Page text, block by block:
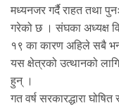
मध्यनजर गर्दै राहत तथा
गरेको छ । संघका अध्यक्ष
१९ का कारण अहिले सबै
यस क्षेत्रको उत्थानको
हुन् ।
गत वर्ष सरकारद्धारा